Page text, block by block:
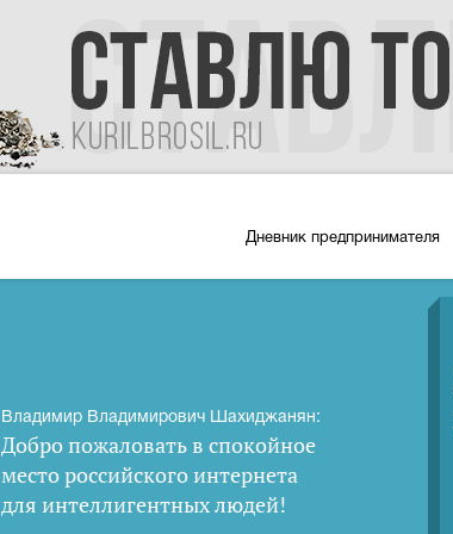
Дневник предпринимателя
Владимир Владимирович Шахиджанян:
Добро пожаловать в спокойное
место российского интернета
для интеллигентных людей!